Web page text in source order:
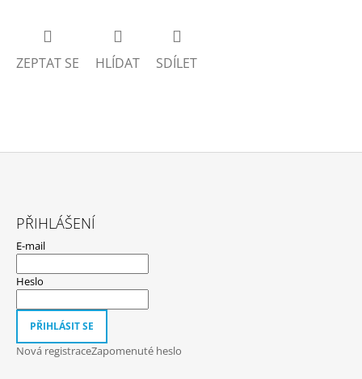
ZEPTAT SE HLÍDAT SDÍLET
PŘIHLÁŠENÍ
E-mail
Heslo
PŘIHLÁSIT SE
Nová registraceZapomenuté heslo